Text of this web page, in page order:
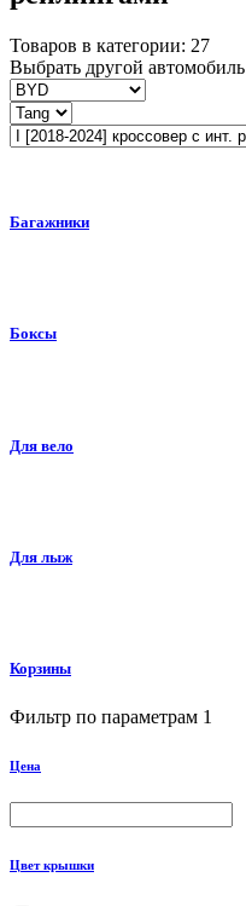
Товаров в категории: 27
Выбрать другой автомобиль
Багажники
Боксы
Для вело
Для лыж
Корзины
Фильтр по параметрам 1
Цена
Цвет крышки